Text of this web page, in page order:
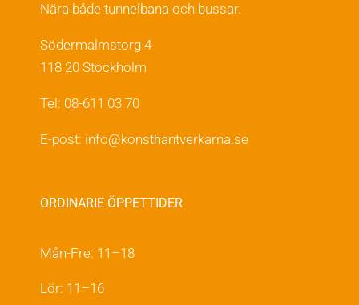
Nära både tunnelbana och bussar.
Södermalmstorg 4
118 20 Stockholm
Tel: 08-611 03 70
E-post: info@konsthantverkarna.se
ORDINARIE ÖPPETTIDER
Mån-Fre: 11–18
Lör: 11–16